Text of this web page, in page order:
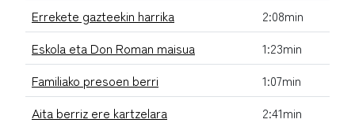
Errekete gazteekin harrika
2:08min
Eskola eta Don Roman maisua
1:23min
Familiako presoen berri
1:07min
Aita berriz ere kartzelara
2:41min